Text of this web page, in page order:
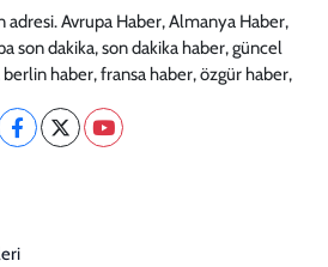
adresi. Avrupa Haber, Almanya Haber,
son dakika, son dakika haber, güncel
haber, fransa haber, özgür haber,